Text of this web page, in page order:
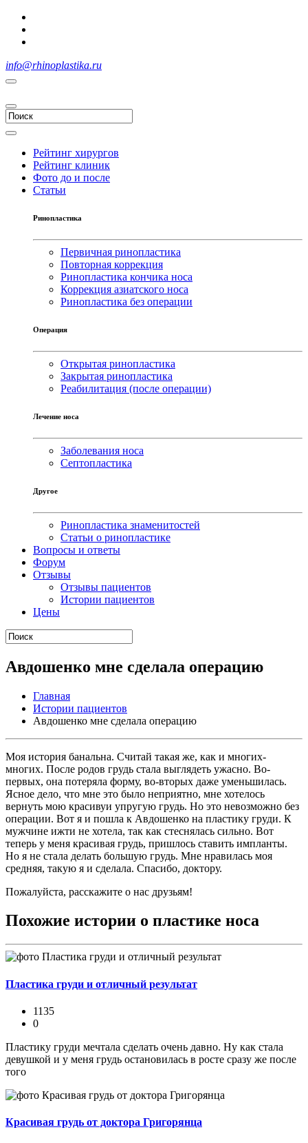
info@rhinoplastika.ru
Рейтинг хирургов
Рейтинг клиник
Фото до и после
Статьи
Ринопластика
Первичная ринопластика
Повторная коррекция
Ринопластика кончика носа
Коррекция азиатского носа
Ринопластика без операции
Операция
Открытая ринопластика
Закрытая ринопластика
Реабилитация (после операции)
Лечение носа
Заболевания носа
Септопластика
Другое
Ринопластика знаменитостей
Статьи о ринопластике
Вопросы и ответы
Форум
Отзывы
Отзывы пациентов
Истории пациентов
Цены
Авдошенко мне сделала операцию
Главная
Истории пациентов
Авдошенко мне сделала операцию
Моя история банальна. Считай такая же, как и многих-
многих. После родов грудь стала выглядеть ужасно. Во-
первых, она потеряла форму, во-вторых даже уменьшилась.
Ясное дело, что мне это было неприятно, мне хотелось
вернуть мою красивуи упругую грудь. Но это невозможно без
операции. Вот я и пошла к Авдошенко на пластику груди. К
мужчине ижти не хотела, так как стеснялась сильно. Вот
теперь у меня красивая грудь, пришлось ставить импланты.
Но я не стала делать большую грудь. Мне нравилась моя
средняя, такую я и сделала. Спасибо, доктору.
Пожалуйста, расскажите о нас друзьям!
Похожие истории о пластике носа
Пластика груди и отличный результат
1135
0
Пластику груди мечтала сделать очень давно. Ну как стала
девушкой и у меня грудь остановилась в росте сразу же после
того
Красивая грудь от доктора Григорянца